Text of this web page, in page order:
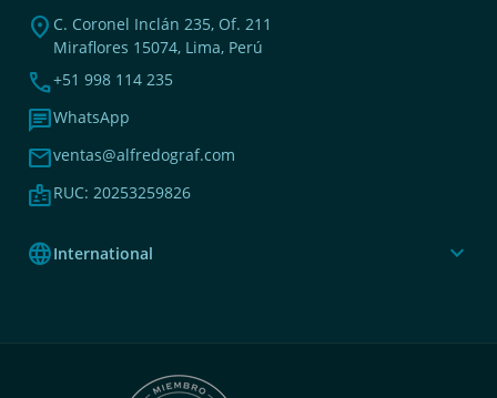
location_on C. Coronel Inclán 235, Of. 211
Miraflores 15074, Lima, Perú
phone+51 998 114 235
chatWhatsApp
mailventas@alfredograf.com
badgeRUC: 20253259826
languageInternational expand_more